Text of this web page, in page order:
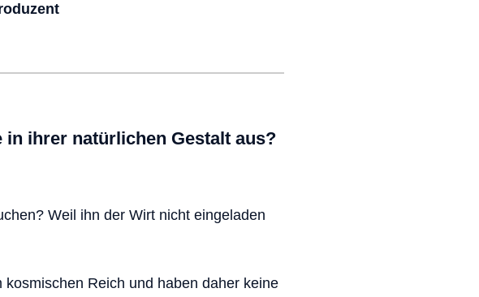
in ihrer natürlichen Gestalt aus?
Weil ihn der Wirt nicht eingeladen
Reich und haben daher keine